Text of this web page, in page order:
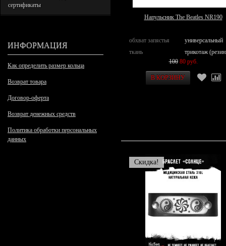
сертификаты
ИНФОРМАЦИЯ
Как определить размер кольца
Возврат товара
Договор-оферта
Возврат денежных средств
Политика обработки персональных
данных
Напульсник The Beatles NR190
обхват запястья
универсальный
ткань
трикотаж
100 80 руб.
Скидка!